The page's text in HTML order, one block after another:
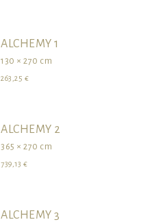
ALCHEMY 1
130 × 270 cm
263,25 €
ALCHEMY 2
365 × 270 cm
739,13 €
ALCHEMY 3